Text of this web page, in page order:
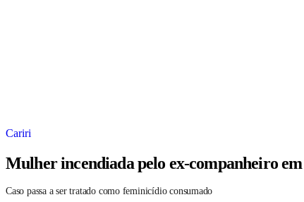
Cariri
Mulher incendiada pelo ex-companheiro
Caso passa a ser tratado como feminicídio consumado